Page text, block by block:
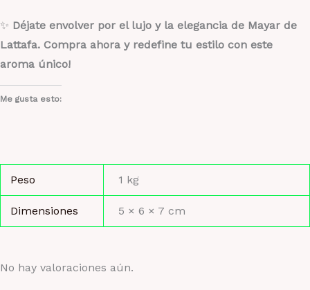
✨ Déjate envolver por el lujo y la elegancia de Mayar de
Lattafa. Compra ahora y redefine tu estilo con este
aroma único!
Me gusta esto:
Peso 1 kg
Dimensiones 5 × 6 × 7 cm
No hay valoraciones aún.